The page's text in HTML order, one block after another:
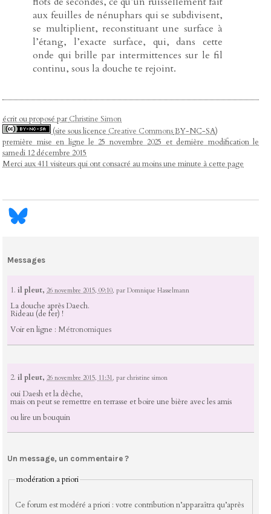
aux feuilles de nénuphars qui se subdivisent,
se multiplient, reconstituant une surface à
l’étang, l’exacte surface, qui, dans cette
onde qui brille par intermittences sur le fil
continu, sous la douche te rejoint.
écrit ou proposé parChristine Simon
(site sous licence Creative CommonsBY-NC-SA)
première mise en ligne le 25 novembre 2025 et dernière modification le
samedi 12 décembre 2015
Merci aux 411 visiteurs qui ont consacré au moins une minute à cette page
Messages
1. il pleut,26 novembre 2015, 09:10,parDomnique Hasselmann
La douche après Daech.
Rideau (de fer) !
Voir en ligne : Métronomiques
2. il pleut,26 novembre 2015, 11:31,parchristine simon
oui Daesh et la dèche,
mais on peut se remettre en terrasse et boire une bière avec les amis
ou lire un bouquin
Un message, un commentaire ?
modération a priori
Ce forum est modéré a priori : votre contribution n’apparaîtra qu’après